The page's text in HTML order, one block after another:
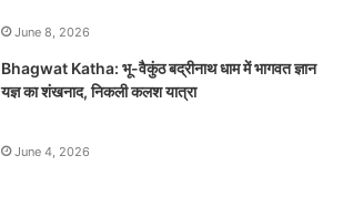
June 8, 2026
Bhagwat Katha: भू-वैकुंठ बद्रीनाथ धाम में भागवत ज्ञान
यज्ञ का शंखनाद, निकली कलश यात्रा
June 4, 2026